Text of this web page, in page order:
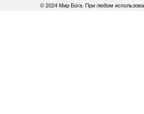
© 2024 Мир Бога. При любом